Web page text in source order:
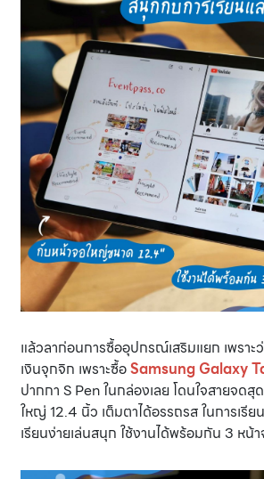
แล้วลาก่อนการซื้ออุปกรณ์เสริมแยก เพราะ
เงินจุกจิก เพราะซื้อSamsung Galaxy
ปากกา S Pen ในกล่องเลย โดนใจสายจด
ใหญ่ 12.4 นิ้ว เต็มตาได้อรรถรส ในการเรีย
เรียนง่ายเล่นสนุก ใช้งานได้พร้อมกัน 3 หน้